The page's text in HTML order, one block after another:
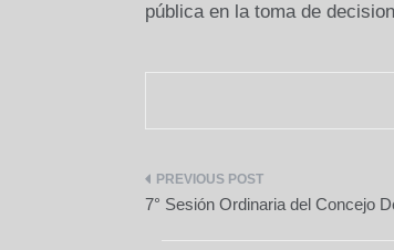
pública en la toma de
Navegación
de
7° Sesión Ordinaria del Concejo